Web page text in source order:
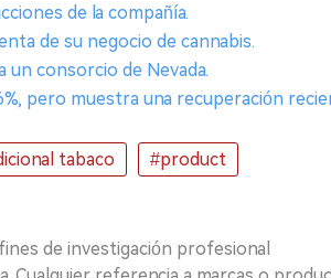
de la compañía.
de su negocio de cannabis.
un consorcio de Nevada.
pero muestra una recuperación
tabaco #product
de investigación profesional